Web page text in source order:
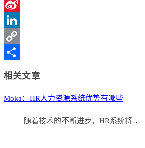
Qzone
Sina
Weibo
LinkedIn
Copy
相关文章
Moka：HR人力资源系统优势有哪些
随着技术的不断进步，HR系统将…